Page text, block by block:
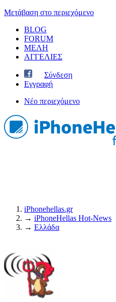
Μετάβαση στο περιεχόμενο
BLOG
FORUM
ΜΕΛΗ
ΑΓΓΕΛΙΕΣ
Σύνδεση
Εγγραφή
Νέο περιεχόμενο
iPhonehellas.gr
→ iPhoneHellas Ηot-News
→ Ελλάδα